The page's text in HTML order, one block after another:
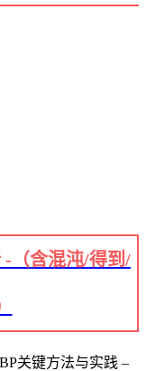
-（含混沌/得到/
关键方法与实践 –